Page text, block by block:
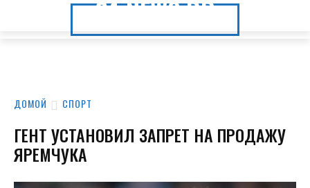
24.NEWS.DP
24.NEWS.DP
ДОМОЙ СПОРТ
ГЕНТ УСТАНОВИЛ ЗАПРЕТ НА ПРОДАЖУ
ЯРЕМЧУКА